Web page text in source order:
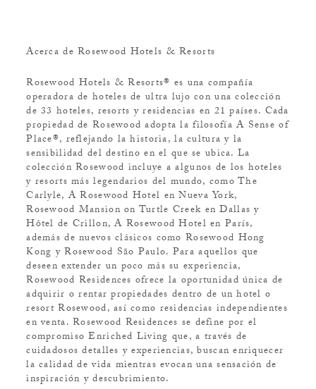
Acerca de Rosewood Hotels & Resorts
Rosewood Hotels & Resorts® es una compañía
operadora de hoteles de ultra lujo con una colección
de 33 hoteles, resorts y residencias en 21 países. Cada
propiedad de Rosewood adopta la filosofía A Sense of
Place®, reflejando la historia, la cultura y la
sensibilidad del destino en el que se ubica. La
colección Rosewood incluye a algunos de los hoteles
y resorts más legendarios del mundo, como The
Carlyle, A Rosewood Hotel en Nueva York,
Rosewood Mansion on Turtle Creek en Dallas y
Hôtel de Crillon, A Rosewood Hotel en París,
además de nuevos clásicos como Rosewood Hong
Kong y Rosewood São Paulo. Para aquellos que
deseen extender un poco más su experiencia,
Rosewood Residences ofrece la oportunidad única de
adquirir o rentar propiedades dentro de un hotel o
resort Rosewood, así como residencias independientes
en venta. Rosewood Residences se define por el
compromiso Enriched Living que, a través de
cuidadosos detalles y experiencias, buscan enriquecer
la calidad de vida mientras evocan una sensación de
inspiración y descubrimiento.